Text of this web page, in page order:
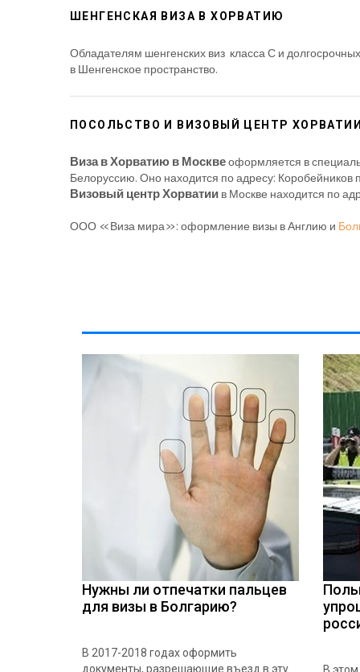
ШЕНГЕНСКАЯ ВИЗА В ХОРВАТИЮ
Обладателям шенгенских виз класса С и
в Шенгенское пространство.
ПОСОЛЬСТВО И ВИЗОВЫЙ ЦЕНТР
Виза в Хорватию в Москвеоформляется в
Белоруссию. Оно находится по адресу: Коробейников
Визовый центр Хорватии в Москве находится по
ООО «Виза мира»: оформление визы в Англию и
Нужны ли отпечатки пальцев
для визы в Болгарию?
В 2017-2018 годах оформить
документы, разрешающие въезд в эту
В